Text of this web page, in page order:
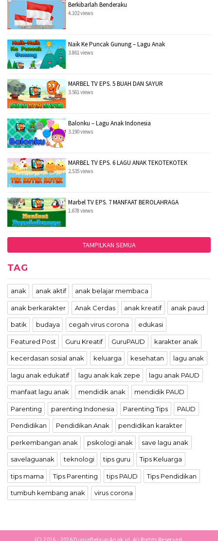
Berkibarlah Benderaku
4.102 views
Naik Ke Puncak Gunung – Lagu Anak
3.861 views
MARBEL TV EPS. 5 BUAH DAN SAYUR
3.561 views
Balonku – Lagu Anak Indonesia
3.190 views
MARBEL TV EPS. 6 LAGU ANAK TEKOTEKOTEK
2.535 views
Marbel TV EPS. 7 MANFAAT BEROLAHRAGA
1.678 views
TAMPILKAN SEMUA
TAG
anak anak aktif anak belajar membaca
anak berkarakter Anak Cerdas anak kreatif anak paud
batik budaya cegah virus corona edukasi
Featured Post Guru Kreatif GuruPAUD karakter anak
kecerdasan sosial anak keluarga kesehatan lagu anak
lagu anak edukatif lagu anak kak zepe lagu anak PAUD
manfaat lagu anak mendidik anak mendidik PAUD
Parenting parenting Indonesia Parenting Tips PAUD
Pendidikan Pendidikan Anak pendidikan karakter
perkembangan anak psikologi anak save lagu anak
savelaguanak teknologi tips guru Tips Keluarga
tips mama Tips Parenting tips PAUD Tips Pendidikan
tumbuh kembang anak virus corona
(C) 2016 - 2026 DuniaBelajarAnak.id. All Rights Reserved.